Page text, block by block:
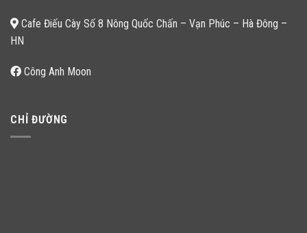
Cafe Điếu Cày Số 8 Nông Quốc Chấn – Vạn Phúc – Hà Đông –
HN
Công Anh Moon
CHỈ ĐƯỜNG